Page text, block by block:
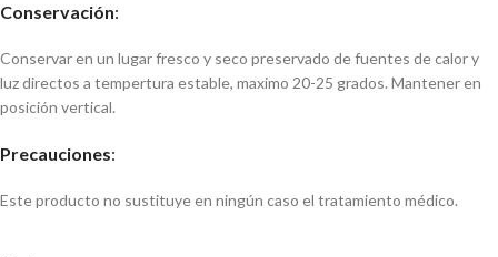
Conservación:
Conservar en un lugar fresco y seco preservado de fuentes de calor y
luz directos a tempertura estable, maximo 20-25 grados. Mantener en
posición vertical.
Precauciones:
Este producto no sustituye en ningún caso el tratamiento médico.